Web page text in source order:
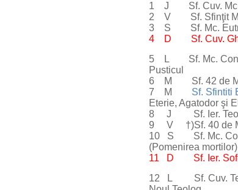
1 J Sf. Cuv. Mc.
2 V Sf. Sfinţit Mc.
3 S Sf. Mc.
4 D Sf. Cuv.
5 L Sf. Mc. Conon
Pusticul
6 M Sf. 42 de Mc.
7 M Sf. Sfintiti
Eterie, Agatodor şi
8 J Sf. Ier.
9 V †)Sf. 40 de
10 S Sf. Mc.
(Pomenirea mortilor)
11 D Sf. Ier.
12 L Sf. Cuv.